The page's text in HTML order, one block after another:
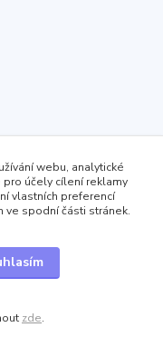
webu, analytické
účely cílení reklamy
vlastních preferencí
ve spodní části stránek.
zde.